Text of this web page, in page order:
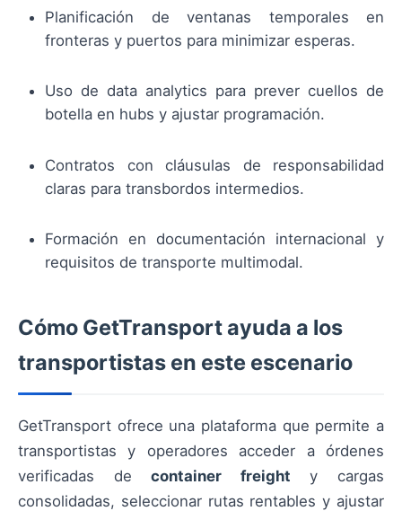
Planificación de ventanas temporales en
fronteras y puertos para minimizar esperas.
Uso de data analytics para prever cuellos de
botella en hubs y ajustar programación.
Contratos con cláusulas de responsabilidad
claras para transbordos intermedios.
Formación en documentación internacional y
requisitos de transporte multimodal.
Cómo GetTransport ayuda a los
transportistas en este escenario
GetTransport ofrece una plataforma que permite a
transportistas y operadores acceder a órdenes
verificadas decontainer freight y cargas
consolidadas, seleccionar rutas rentables y ajustar